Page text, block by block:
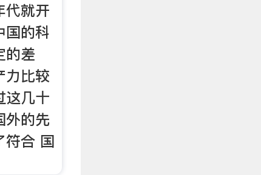
代就开
国的科
的差
力比较
这几十
外的先
符合 国